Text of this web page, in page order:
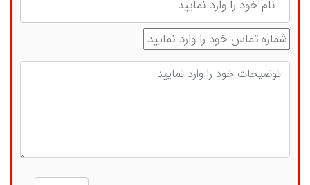
شماره تماس
توضیحات